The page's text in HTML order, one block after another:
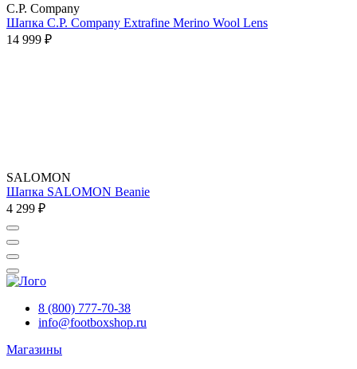
C.P. Company
Шапка C.P. Company Extrafine Merino Wool Lens
14 999 ₽
SALOMON
Шапка SALOMON Beanie
4 299 ₽
8 (800) 777-70-38
info@footboxshop.ru
Магазины